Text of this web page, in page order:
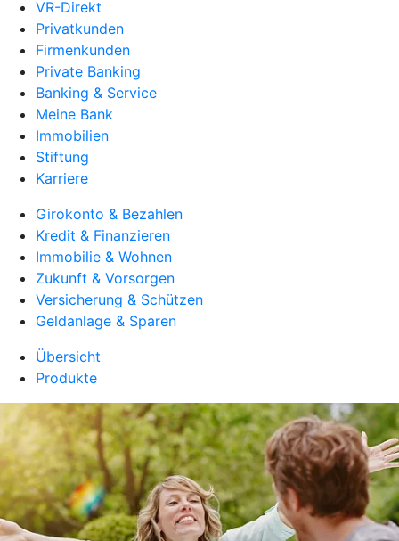
VR-Direkt
Privatkunden
Firmenkunden
Private Banking
Banking & Service
Meine Bank
Immobilien
Stiftung
Karriere
Girokonto & Bezahlen
Kredit & Finanzieren
Immobilie & Wohnen
Zukunft & Vorsorgen
Versicherung & Schützen
Geldanlage & Sparen
Übersicht
Produkte